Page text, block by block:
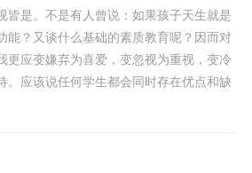
皆是。不是有人曾说：如果孩子天生就是
能？又谈什么基础的素质教育呢？因而对
更应变嫌弃为喜爱，变忽视为重视，变冷
。应该说任何学生都会同时存在优点和缺